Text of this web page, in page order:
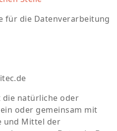
für die Datenverarbeitung
natürliche oder
oder gemeinsam mit
und Mittel der